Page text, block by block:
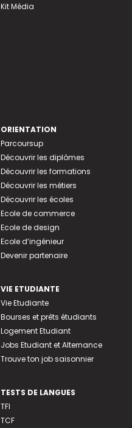
Kit Média
ORIENTATION
Parcoursup
Découvrir les diplômes
Découvrir les formations
Découvrir les métiers
Découvrir les écoles
Ecole de commerce
Ecole de design
Ecole d’ingénieur
Devenir partenaire
VIE ETUDIANTE
Vie Etudiante
Bourses et prêts étudiants
Logement Etudiant
Jobs Etudiant et Alternance
Trouve ton job saisonnier
TESTS DE LANGUES
TFI
TCF